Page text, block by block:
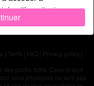
qu'il contient.
télécharge sur
usage personnel et
fournisseurs de ce
de le visualiser ou de
Tarifs FAQ Privacy policy
des profils fictifs. Ceux-ci sont
vous physiques ne sont pas